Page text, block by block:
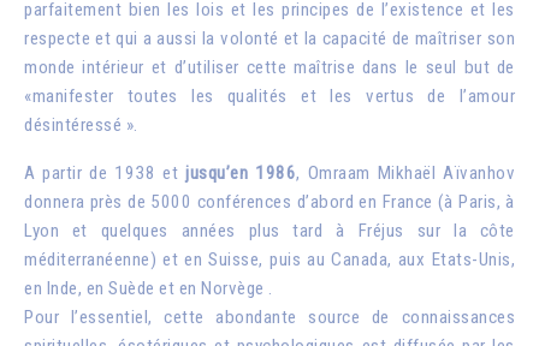
parfaitement bien les lois et les principes de l’existence et les
respecte et qui a aussi la volonté et la capacité de maîtriser son
monde intérieur et d’utiliser cette maîtrise dans le seul but de
«manifester toutes les qualités et les vertus de l’amour
désintéressé ».
A partir de 1938 etjusqu’en 1986, Omraam Mikhaël Aïvanhov
donnera près de 5000 conférences d’abord en France (à Paris, à
Lyon et quelques années plus tard à Fréjus sur la côte
méditerranéenne) et en Suisse, puis au Canada, aux Etats-Unis,
en Inde, en Suède et en Norvège .
Pour l’essentiel, cette abondante source de connaissances